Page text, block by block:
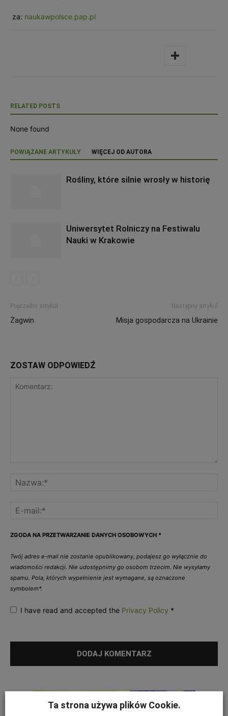
za: naukawpolsce.pap.pl
RELATED POSTS
None found
POWIĄZANE ARTYKUŁY WIĘCEJ OD AUTORA
Rośliny, które silnie wrosły w historię
Uniwersytet Rolniczy na Festiwalu
Nauki w Krakowie
Poprzedni artykuł
Żagwin
Następny artykuł
Misja gospodarcza na Ukrainie
ZOSTAW ODPOWIEDŹ
ZGODA NA PRZETWARZANIE DANYCH OSOBOWYCH *
Twój adres e-mail nie zostanie opublikowany, podajesz go wyłącznie do
wiadomości redakcji. Nie udostępnimy go osobom trzecim. Nie wysyłamy
spamu. Pola, których wypełnienie jest wymagane, są oznaczone
symbolem*.
I have read and accepted the Privacy Policy *
Ta strona używa plików Cookie.